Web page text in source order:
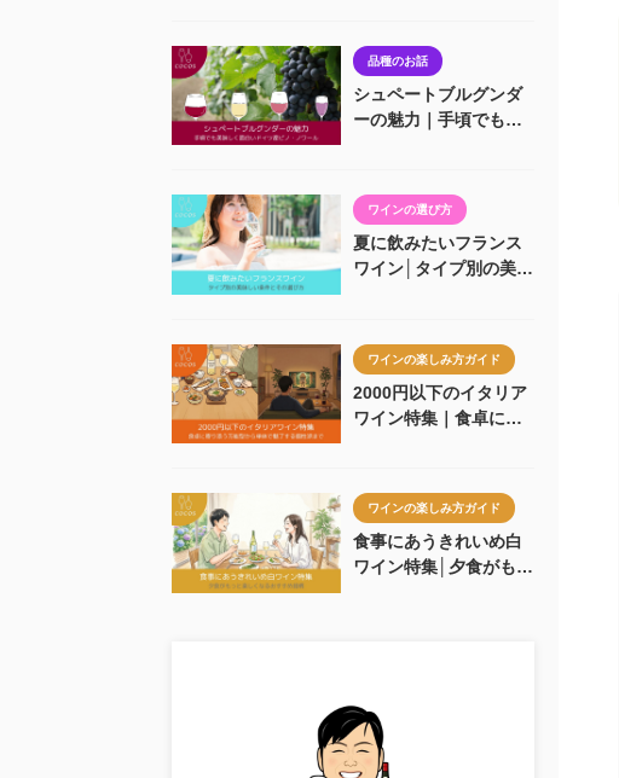
品種のお話
シュペートブルグンダ
ーの魅力｜手頃でも美
ワインの選び方
夏に飲みたいフランス
ワイン│タイプ別の美味
ワインの楽しみ方ガイド
2000円以下のイタリア
ワイン特集｜食卓に寄
ワインの楽しみ方ガイド
食事にあうきれいめ白
ワイン特集│夕食がもっ